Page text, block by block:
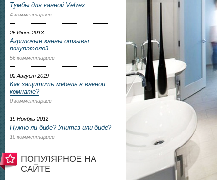
Тумбы для ванной Velvex
4 комментариев
25 Июнь 2013
Акриловые ванны отзывы
покупателей
56 комментариев
02 Август 2019
Как защитить мебель в ванной
комнате?
0 комментариев
19 Ноябрь 2012
Нужно ли биде? Унитаз или биде?
10 комментариев
ПОПУЛЯРНОЕ НА
САЙТЕ